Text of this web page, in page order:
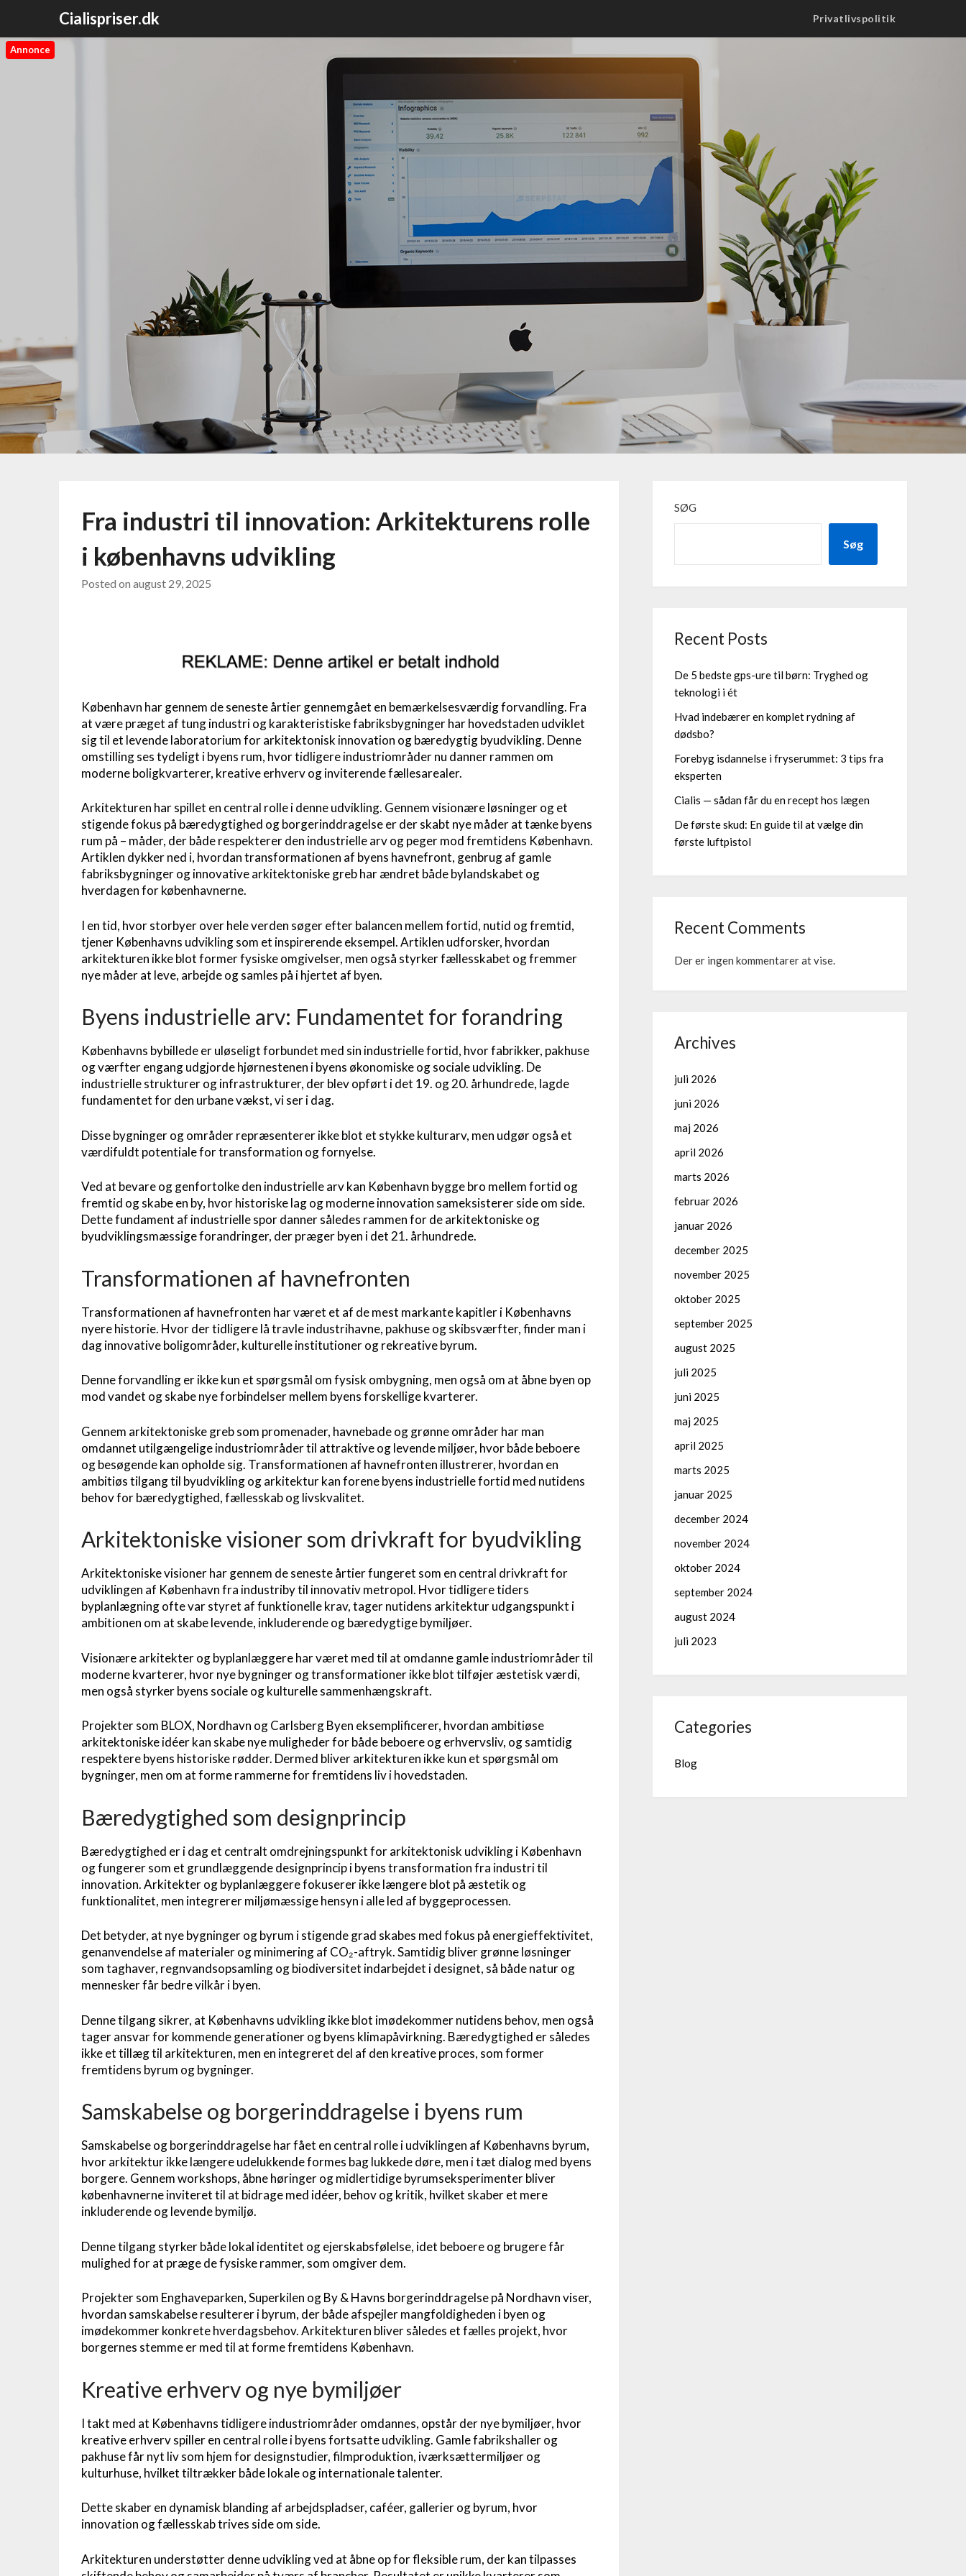
Cialispriser.dk Privatlivspolitik
Annonce
Fra industri til innovation: Arkitekturens rolle
i københavns udvikling
Posted onaugust 29, 2025
København har gennem de seneste årtier gennemgået en bemærkelsesværdig forvandling. Fra
at være præget af tung industri og karakteristiske fabriksbygninger har hovedstaden udviklet
sig til et levende laboratorium for arkitektonisk innovation og bæredygtig byudvikling. Denne
omstilling ses tydeligt i byens rum, hvor tidligere industriområder nu danner rammen om
moderne boligkvarterer, kreative erhverv og inviterende fællesarealer.
Arkitekturen har spillet en central rolle i denne udvikling. Gennem visionære løsninger og et
stigende fokus på bæredygtighed og borgerinddragelse er der skabt nye måder at tænke byens
rum på – måder, der både respekterer den industrielle arv og peger mod fremtidens København.
Artiklen dykker ned i, hvordan transformationen af byens havnefront, genbrug af gamle
fabriksbygninger og innovative arkitektoniske greb har ændret både bylandskabet og
hverdagen for københavnerne.
I en tid, hvor storbyer over hele verden søger efter balancen mellem fortid, nutid og fremtid,
tjener Københavns udvikling som et inspirerende eksempel. Artiklen udforsker, hvordan
arkitekturen ikke blot former fysiske omgivelser, men også styrker fællesskabet og fremmer
nye måder at leve, arbejde og samles på i hjertet af byen.
Byens industrielle arv: Fundamentet for forandring
Københavns bybillede er uløseligt forbundet med sin industrielle fortid, hvor fabrikker, pakhuse
og værfter engang udgjorde hjørnestenen i byens økonomiske og sociale udvikling. De
industrielle strukturer og infrastrukturer, der blev opført i det 19. og 20. århundrede, lagde
fundamentet for den urbane vækst, vi ser i dag.
Disse bygninger og områder repræsenterer ikke blot et stykke kulturarv, men udgør også et
værdifuldt potentiale for transformation og fornyelse.
Ved at bevare og genfortolke den industrielle arv kan København bygge bro mellem fortid og
fremtid og skabe en by, hvor historiske lag og moderne innovation sameksisterer side om side.
Dette fundament af industrielle spor danner således rammen for de arkitektoniske og
byudviklingsmæssige forandringer, der præger byen i det 21. århundrede.
Transformationen af havnefronten
Transformationen af havnefronten har været et af de mest markante kapitler i Københavns
nyere historie. Hvor der tidligere lå travle industrihavne, pakhuse og skibsværfter, finder man i
dag innovative boligområder, kulturelle institutioner og rekreative byrum.
Denne forvandling er ikke kun et spørgsmål om fysisk ombygning, men også om at åbne byen op
mod vandet og skabe nye forbindelser mellem byens forskellige kvarterer.
Gennem arkitektoniske greb som promenader, havnebade og grønne områder har man
omdannet utilgængelige industriområder til attraktive og levende miljøer, hvor både beboere
og besøgende kan opholde sig. Transformationen af havnefronten illustrerer, hvordan en
ambitiøs tilgang til byudvikling og arkitektur kan forene byens industrielle fortid med nutidens
behov for bæredygtighed, fællesskab og livskvalitet.
Arkitektoniske visioner som drivkraft for byudvikling
Arkitektoniske visioner har gennem de seneste årtier fungeret som en central drivkraft for
udviklingen af København fra industriby til innovativ metropol. Hvor tidligere tiders
byplanlægning ofte var styret af funktionelle krav, tager nutidens arkitektur udgangspunkt i
ambitionen om at skabe levende, inkluderende og bæredygtige bymiljøer.
Visionære arkitekter og byplanlæggere har været med til at omdanne gamle industriområder til
moderne kvarterer, hvor nye bygninger og transformationer ikke blot tilføjer æstetisk værdi,
men også styrker byens sociale og kulturelle sammenhængskraft.
Projekter som BLOX, Nordhavn og Carlsberg Byen eksemplificerer, hvordan ambitiøse
arkitektoniske idéer kan skabe nye muligheder for både beboere og erhvervsliv, og samtidig
respektere byens historiske rødder. Dermed bliver arkitekturen ikke kun et spørgsmål om
bygninger, men om at forme rammerne for fremtidens liv i hovedstaden.
Bæredygtighed som designprincip
Bæredygtighed er i dag et centralt omdrejningspunkt for arkitektonisk udvikling i København
og fungerer som et grundlæggende designprincip i byens transformation fra industri til
innovation. Arkitekter og byplanlæggere fokuserer ikke længere blot på æstetik og
funktionalitet, men integrerer miljømæssige hensyn i alle led af byggeprocessen.
Det betyder, at nye bygninger og byrum i stigende grad skabes med fokus på energieffektivitet,
genanvendelse af materialer og minimering af CO₂-aftryk. Samtidig bliver grønne løsninger
som taghaver, regnvandsopsamling og biodiversitet indarbejdet i designet, så både natur og
mennesker får bedre vilkår i byen.
Denne tilgang sikrer, at Københavns udvikling ikke blot imødekommer nutidens behov, men også
tager ansvar for kommende generationer og byens klimapåvirkning. Bæredygtighed er således
ikke et tillæg til arkitekturen, men en integreret del af den kreative proces, som former
fremtidens byrum og bygninger.
Samskabelse og borgerinddragelse i byens rum
Samskabelse og borgerinddragelse har fået en central rolle i udviklingen af Københavns byrum,
hvor arkitektur ikke længere udelukkende formes bag lukkede døre, men i tæt dialog med byens
borgere. Gennem workshops, åbne høringer og midlertidige byrumseksperimenter bliver
københavnerne inviteret til at bidrage med idéer, behov og kritik, hvilket skaber et mere
inkluderende og levende bymiljø.
Denne tilgang styrker både lokal identitet og ejerskabsfølelse, idet beboere og brugere får
mulighed for at præge de fysiske rammer, som omgiver dem.
Projekter som Enghaveparken, Superkilen og By & Havns borgerinddragelse på Nordhavn viser,
hvordan samskabelse resulterer i byrum, der både afspejler mangfoldigheden i byen og
imødekommer konkrete hverdagsbehov. Arkitekturen bliver således et fælles projekt, hvor
borgernes stemme er med til at forme fremtidens København.
Kreative erhverv og nye bymiljøer
I takt med at Københavns tidligere industriområder omdannes, opstår der nye bymiljøer, hvor
kreative erhverv spiller en central rolle i byens fortsatte udvikling. Gamle fabrikshaller og
pakhuse får nyt liv som hjem for designstudier, filmproduktion, iværksættermiljøer og
kulturhuse, hvilket tiltrækker både lokale og internationale talenter.
Dette skaber en dynamisk blanding af arbejdspladser, caféer, gallerier og byrum, hvor
innovation og fællesskab trives side om side.
Arkitekturen understøtter denne udvikling ved at åbne op for fleksible rum, der kan tilpasses
SØG
Søg
Recent Posts
De 5 bedste gps-ure til børn: Tryghed og
teknologi i ét
Hvad indebærer en komplet rydning af
dødsbo?
Forebyg isdannelse i fryserummet: 3 tips fra
eksperten
Cialis — sådan får du en recept hos lægen
De første skud: En guide til at vælge din
første luftpistol
Recent Comments
Der er ingen kommentarer at vise.
Archives
juli 2026
juni 2026
maj 2026
april 2026
marts 2026
februar 2026
januar 2026
december 2025
november 2025
oktober 2025
september 2025
august 2025
juli 2025
juni 2025
maj 2025
april 2025
marts 2025
januar 2025
december 2024
november 2024
oktober 2024
september 2024
august 2024
juli 2023
Categories
Blog